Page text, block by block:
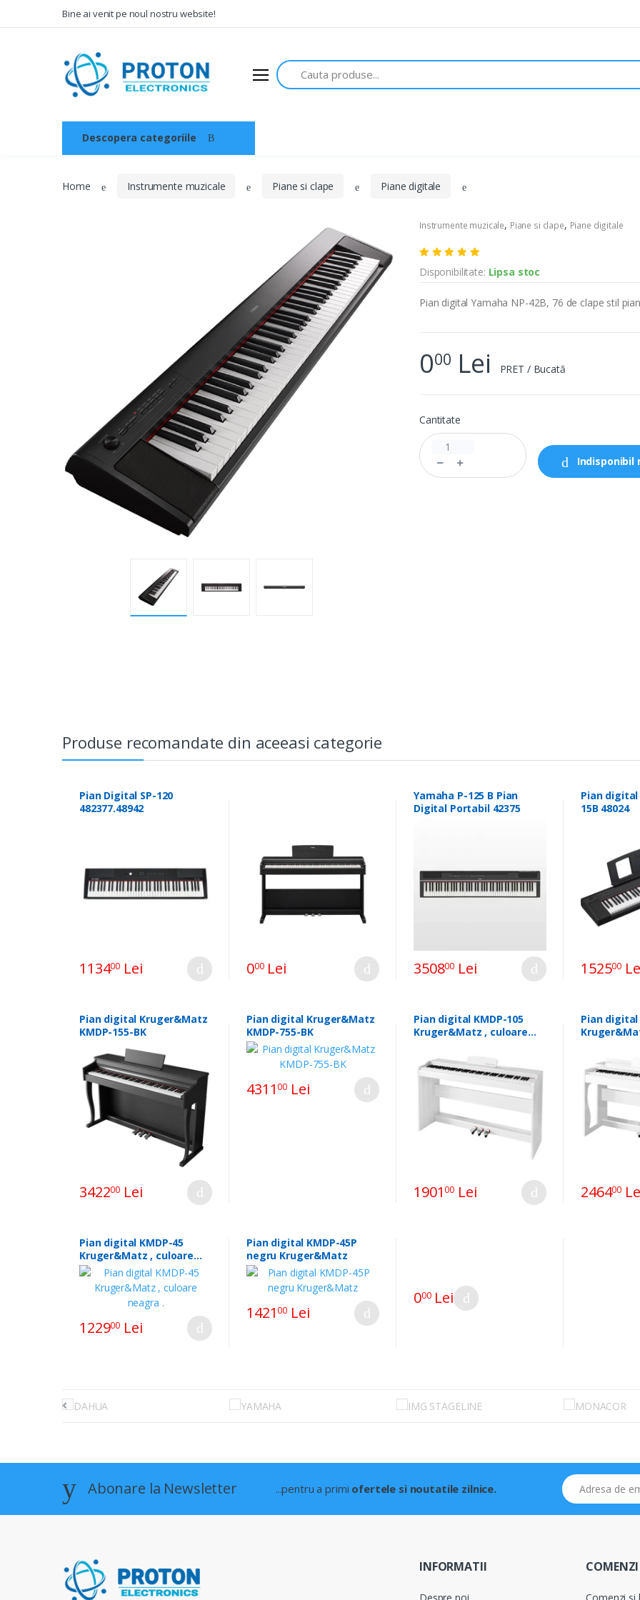
Bine ai venit pe noul nostru website!
Search
Descopera categoriile
Home Instrumente muzicale Piane si clape Piane digitale
Instrumente muzicale, Piane si clape, Piane digitale
Disponibilitate: Lipsa stoc
Pian digital Yamaha NP-42B, 76 de clape stil
000 Lei PRET / Bucată
Cantitate
Indisponibil
Produse recomandate din aceeasi categorie
Pian Digital SP-120
482377.48942
113400 Lei 000Lei
Yamaha P-125 B Pian
Digital Portabil 42375
350800 Lei
Pian digital
15B 48024
152500
Pian digital Kruger&Matz
KMDP-155-BK
342200 Lei
Pian digital Kruger&Matz
KMDP-755-BK
4311 00 Lei
Pian digital KMDP-105
Kruger&Matz , culoare
1901 00 Lei
Pian digital
246400
Pian digital KMDP-45
Kruger&Matz , culoare
neagra .
122900 Lei
Pian digital KMDP-45P
negru Kruger&Matz
1421 00 Lei
000Lei
Abonare la Newsletter ...pentru a primi ofertele si noutatile zilnice.
Adresa de email
INFORMATII COMENZI